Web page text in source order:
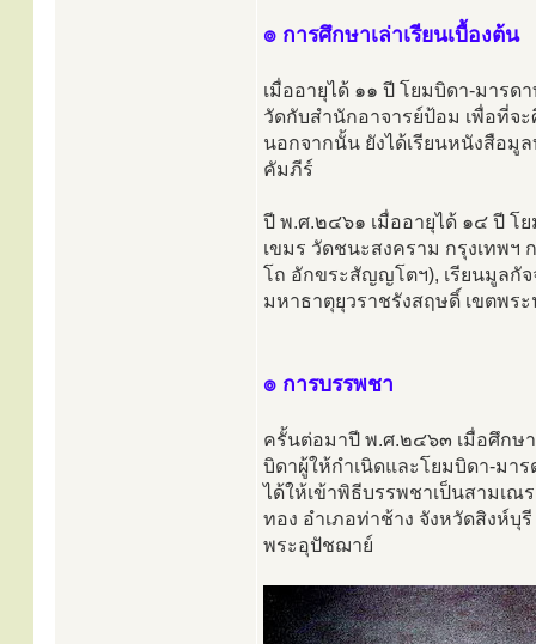
๏ การศึกษาเล่าเรียนเบื้องต้น
เมื่ออายุได้ ๑๑ ปี โยมบิดา-มารด
วัดกับสำนักอาจารย์ป้อม เพื่อที่จ
นอกจากนั้น ยังได้เรียนหนังสือมู
คัมภีร์
ปี พ.ศ.๒๔๖๑ เมื่ออายุได้ ๑๔ ปี โ
เขมร วัดชนะสงคราม กรุงเทพฯ
โถ อักขระสัญญโตฯ), เรียนมูลกัจ
มหาธาตุยุวราชรังสฤษดิ์ เขตพระ
๏ การบรรพชา
ครั้นต่อมาปี พ.ศ.๒๔๖๓ เมื่อศึกษา
บิดาผู้ให้กำเนิดและโยมบิดา-มา
ได้ให้เข้าพิธีบรรพชาเป็นสามเ
ทอง อำเภอท่าช้าง จังหวัดสิงห์บุ
พระอุปัชฌาย์